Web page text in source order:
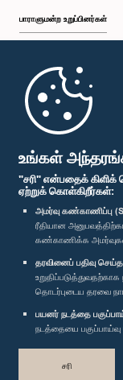
உங்கள்
"சரி" என்பதைக்
ஏற்றுக் கொள்கிறீர்கள்:
அமர்வு கண்காணிப்பு
ரீதியான
கண்காணிக்க
தரவினைப் பதிவு
தொடர்புடைய தரவை
பயனர் நடத்தை
நடத்தையை
சரி
பாராளுமன்ற உறுப்பினர்கள்
முதற்பக்கம்
பாராளுமன்ற கையடக்க செயலி
எம்மை பின்தொடர்க :
விருதுகள்
தனியுரிமைக் கொள்கை